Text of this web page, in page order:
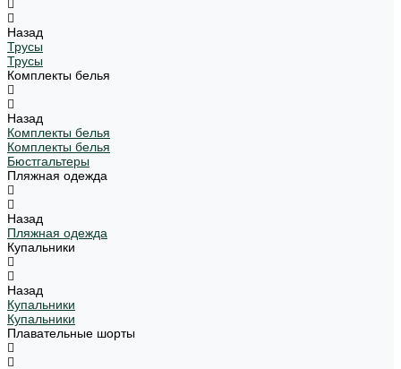
Назад
Трусы
Трусы
Комплекты белья
Назад
Комплекты белья
Комплекты белья
Бюстгальтеры
Пляжная одежда
Назад
Пляжная одежда
Купальники
Назад
Купальники
Купальники
Плавательные шорты